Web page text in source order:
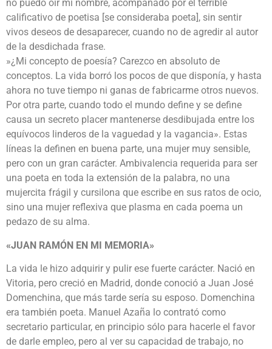
no puedo oír mi nombre, acompañado por el terrible
calificativo de poetisa [se consideraba poeta], sin sentir
vivos deseos de desaparecer, cuando no de agredir al autor
de la desdichada frase.
»¿Mi concepto de poesía? Carezco en absoluto de
conceptos. La vida borró los pocos de que disponía, y hasta
ahora no tuve tiempo ni ganas de fabricarme otros nuevos.
Por otra parte, cuando todo el mundo define y se define
causa un secreto placer mantenerse desdibujada entre los
equívocos linderos de la vaguedad y la vagancia». Estas
líneas la definen en buena parte, una mujer muy sensible,
pero con un gran carácter. Ambivalencia requerida para ser
una poeta en toda la extensión de la palabra, no una
mujercita frágil y cursilona que escribe en sus ratos de ocio,
sino una mujer reflexiva que plasma en cada poema un
pedazo de su alma.
«JUAN RAMÓN EN MI MEMORIA»
La vida le hizo adquirir y pulir ese fuerte carácter. Nació en
Vitoria, pero creció en Madrid, donde conoció a Juan José
Domenchina, que más tarde sería su esposo. Domenchina
era también poeta. Manuel Azaña lo contrató como
secretario particular, en principio sólo para hacerle el favor
de darle empleo, pero al ver su capacidad de trabajo, no